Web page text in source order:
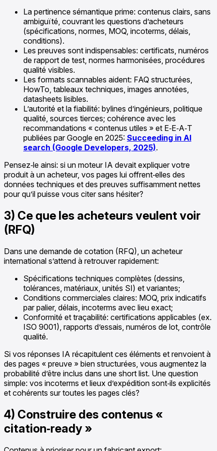
La pertinence sémantique prime: contenus clairs, sans
ambiguïté, couvrant les questions d’acheteurs
(spécifications, normes, MOQ, incoterms, délais,
conditions).
Les preuves sont indispensables: certificats, numéros
de rapport de test, normes harmonisées, procédures
qualité visibles.
Les formats scannables aident: FAQ structurées,
HowTo, tableaux techniques, images annotées,
datasheets lisibles.
L’autorité et la fiabilité: bylines d’ingénieurs, politique
qualité, sources tierces; cohérence avec les
recommandations « contenus utiles » et E‑E‑A‑T
publiées par Google en 2025: Succeeding in AI
search (Google Developers, 2025).
Pensez‑le ainsi: si un moteur IA devait expliquer votre
produit à un acheteur, vos pages lui offrent‑elles des
données techniques et des preuves suffisamment nettes
pour qu’il puisse vous citer sans hésiter?
3) Ce que les acheteurs veulent voir
(RFQ)
Dans une demande de cotation (RFQ), un acheteur
international s’attend à retrouver rapidement:
Spécifications techniques complètes (dessins,
tolérances, matériaux, unités SI) et variantes;
Conditions commerciales claires: MOQ, prix indicatifs
par palier, délais, incoterms avec lieu exact;
Conformité et traçabilité: certifications applicables (ex.
ISO 9001), rapports d’essais, numéros de lot, contrôle
qualité.
Si vos réponses IA récapitulent ces éléments et renvoient à
des pages « preuve » bien structurées, vous augmentez la
probabilité d’être inclus dans une short list. Une question
simple: vos incoterms et lieux d’expédition sont‑ils explicités
et cohérents sur toutes les pages clés?
4) Construire des contenus «
citation‑ready »